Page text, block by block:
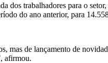
dos trabalhadores para o
do ano anterior, para
mas de lançamento de
afirmou.